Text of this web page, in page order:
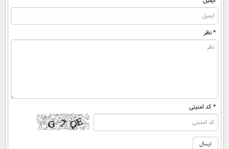
* نظر
* کد امنیتی